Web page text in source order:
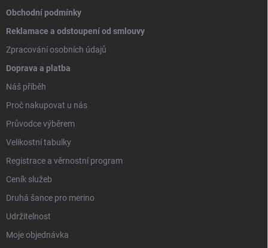
Obchodní podmínky
Reklamace a odstoupení od smlouvy
Zpracování osobních údajů
Doprava a platba
Náš příběh
Proč nakupovat u nás
Průvodce výběrem
Velikostní tabulky
Registrace a věrnostní program
Ceník služeb
Druhá šance pro merino
Udržitelnost
Moje objednávka